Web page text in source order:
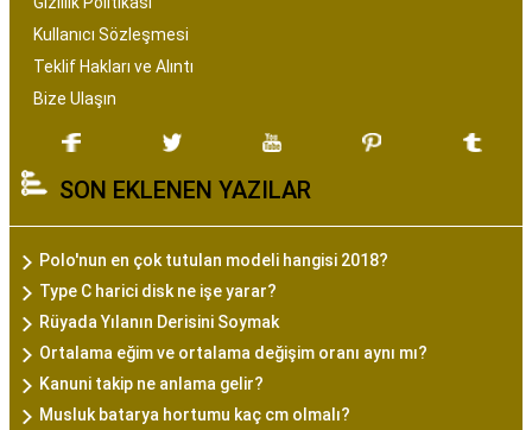
Kullanıcı Sözleşmesi
Teklif Hakları ve Alıntı
Bize Ulaşın
SON EKLENEN YAZILAR
Polo'nun en çok tutulan modeli hangisi 2018?
Type C harici disk ne işe yarar?
Rüyada Yılanın Derisini Soymak
Ortalama eğim ve ortalama değişim oranı aynı mı?
Kanuni takip ne anlama gelir?
Musluk batarya hortumu kaç cm olmalı?